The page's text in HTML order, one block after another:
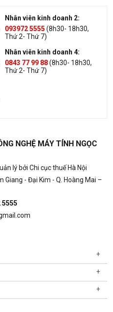
Nhân viên kinh doanh 2:
093972 5555 (8h30- 18h30,
Thứ 2- Thứ 7)
Nhân viên kinh doanh 4:
0843 77 99 88(8h30- 18h30,
Thứ 2- Thứ 7)
NGHỆ MÁY TÍNH NGỌC
lý bởi Chi cục thuế Hà Nội
Giang - Đại Kim - Q. Hoàng Mai –
5555
+
+
+